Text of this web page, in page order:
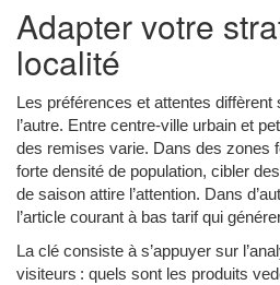
Adapter votre
localité
Les préférences et attentes diffèrent
l’autre. Entre centre-ville urbain et
des remises varie. Dans des zones
forte densité de population, cibler
de saison attire l’attention. Dans
l’article courant à bas tarif qui
La clé consiste à s’appuyer sur
visiteurs : quels sont les produits